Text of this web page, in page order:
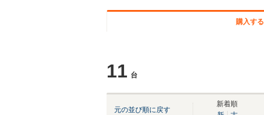
購入する
11 台
元の並び順に戻す
新着順